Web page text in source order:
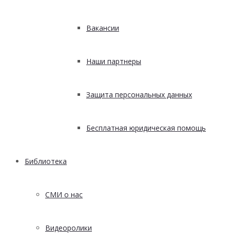
Вакансии
Наши партнеры
Защита персональных данных
Бесплатная юридическая помощь
Библиотека
СМИ о нас
Видеоролики